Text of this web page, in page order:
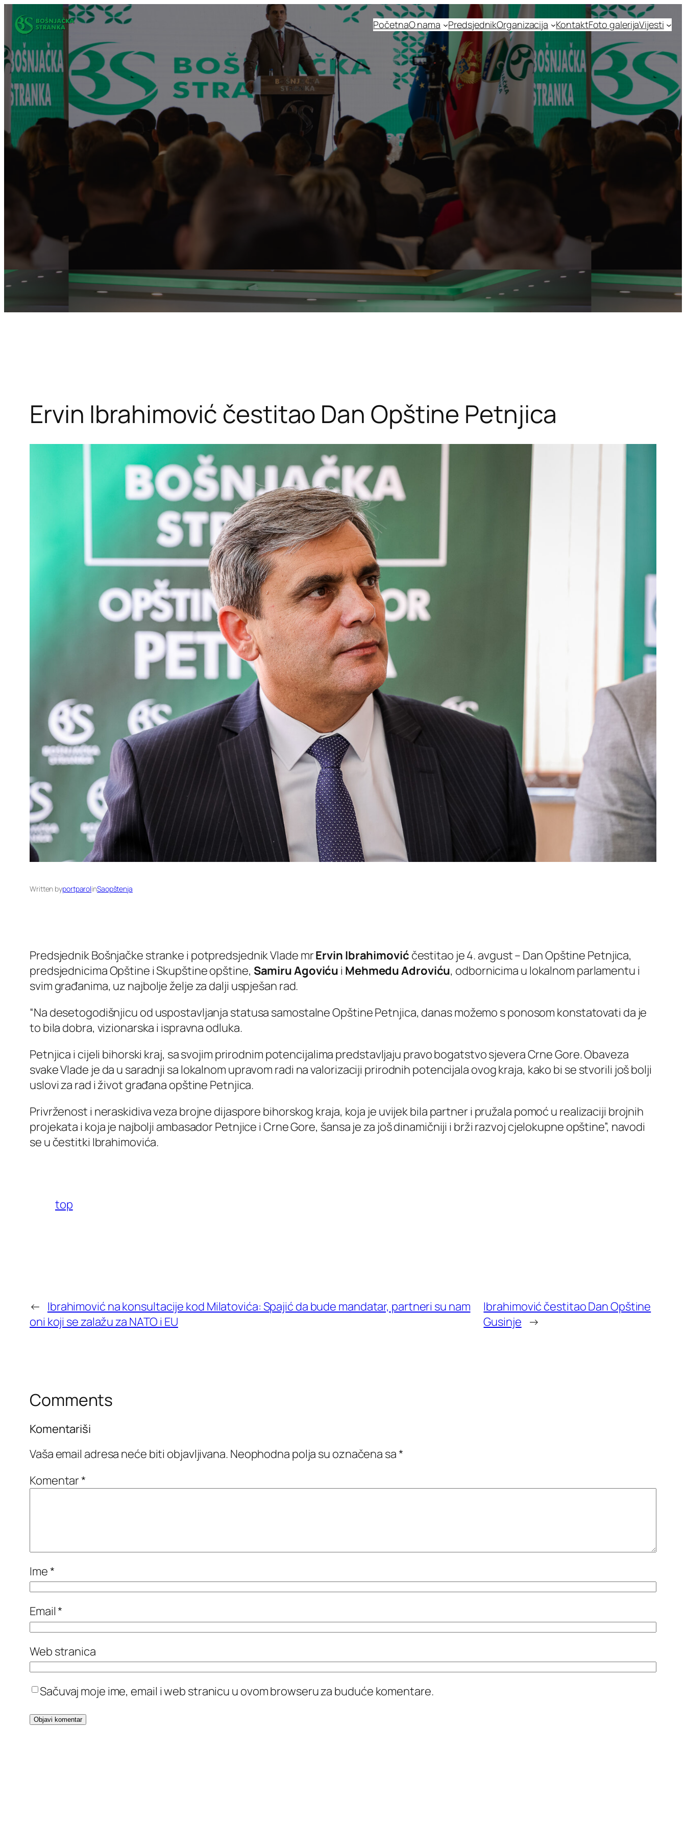
Idi
na
sadržaj
PočetnaO nama PredsjednikOrganizacija KontaktFoto galerijaVijesti
Ervin Ibrahimović čestitao Dan Opštine Petnjica
Written byportparolinSaopštenja
Predsjednik Bošnjačke stranke i potpredsjednik Vlade mrErvin Ibrahimović čestitao je 4. avgust – Dan Opštine Petnjica,
predsjednicima Opštine i Skupštine opštine, Samiru Agoviću i Mehmedu Adroviću, odbornicima u lokalnom parlamentu i
svim građanima, uz najbolje želje za dalji uspješan rad.
“Na desetogodišnjicu od uspostavljanja statusa samostalne Opštine Petnjica, danas možemo s ponosom konstatovati da je
to bila dobra, vizionarska i ispravna odluka.
Petnjica i cijeli bihorski kraj, sa svojim prirodnim potencijalima predstavljaju pravo bogatstvo sjevera Crne Gore. Obaveza
svake Vlade je da u saradnji sa lokalnom upravom radi na valorizaciji prirodnih potencijala ovog kraja, kako bi se stvorili još bolji
uslovi za rad i život građana opštine Petnjica.
Privrženost i neraskidiva veza brojne dijaspore bihorskog kraja, koja je uvijek bila partner i pružala pomoć u realizaciji brojnih
projekata i koja je najbolji ambasador Petnjice i Crne Gore, šansa je za još dinamičniji i brži razvoj cjelokupne opštine”, navodi
se u čestitki Ibrahimovića.
top
← Ibrahimović na konsultacije kod Milatovića: Spajić da bude mandatar, partneri su nam
oni koji se zalažu za NATO i EU
Ibrahimović čestitao Dan Opštine
Gusinje →
Comments
Komentariši
Vaša email adresa neće biti objavljivana. Neophodna polja su označena sa*
Komentar*
Ime*
Email*
Web stranica
Sačuvaj moje ime, email i web stranicu u ovom browseru za buduće komentare.